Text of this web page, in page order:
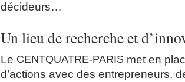
décideurs…
Un lieu de recherche et
Le CENTQUATRE-PARIS met en
d’actions avec des entrepreneurs,